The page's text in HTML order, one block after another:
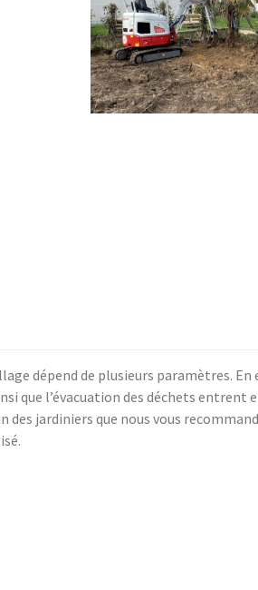
dépend de plusieurs paramètres. En
que l’évacuation des déchets entrent
jardiniers que nous vous